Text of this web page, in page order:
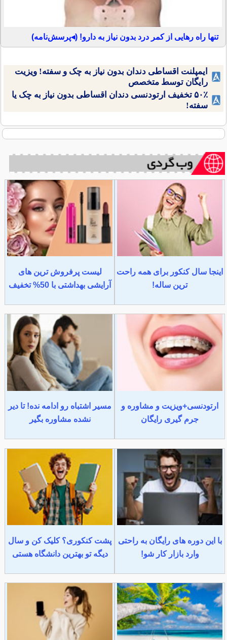
تنها راه رهایی از کمر درد بدون نیاز به دارو! (◂پرسش‌نامه)
ایمپلنت اقساطی دندان بدون نیاز به چک و سفته! ویزیت
رایگان توسط متخصص
۵۰٪ تخفیف ارتودنسی دندان اقساطی بدون نیاز به چک یا
سفته!
اینجا سال کنکور برای همه راحت
ترین ساله!
لیست پرفروش ترین های
آرایشی بهداشتی با 50% تخفیف
ارتودنسی+ویزیت و مشاوره و
جرم گیری رایگان
مسیر اشتباه رو ادامه نده! تا دیر
نشده مشاوره بگیر
با این دوره های رایگان به راحتی
وارد بازار کار شو!
پشت کنکوری؟ کلیک کن و سال
دیگه تو بهترین دانشگاه هستی